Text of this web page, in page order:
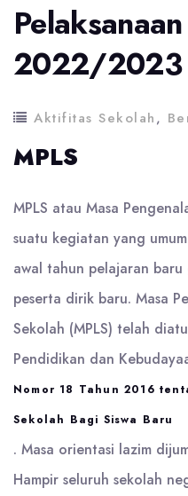
2022/2023
Aktifitas Sekolah,
MPLS
MPLS atau Masa
suatu kegiatan yang
awal tahun pelajaran
peserta dirik baru. Masa
Sekolah (MPLS) telah
Pendidikan dan
Nomor 18 Tahun 2016
Sekolah Bagi Siswa Baru
. Masa orientasi lazim
Hampir seluruh sekolah